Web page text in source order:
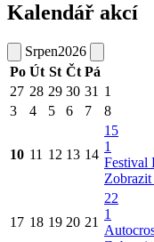
Kalendář akcí
Srpen2026
Po Út St Čt Pá
27 28 29 30 31 1
3
4 5 6 7 8
10 11 12 13 14
15
1
Festival
Zobrazit
17 18 19 20 21
22
1